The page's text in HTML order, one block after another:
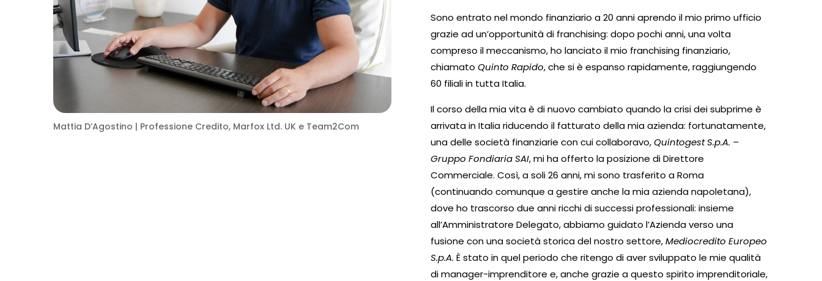
Mattia D’Agostino | Professione Credito, Marfox Ltd. UK e Team2Com
Sono entrato nel mondo finanziario a 20 anni aprendo il mio primo ufficio
grazie ad un’opportunità di franchising: dopo pochi anni, una volta
compreso il meccanismo, ho lanciato il mio franchising finanziario,
chiamatoQuinto Rapido, che si è espanso rapidamente, raggiungendo
60 filiali in tutta Italia.
Il corso della mia vita è di nuovo cambiato quando la crisi dei subprime è
arrivata in Italia riducendo il fatturato della mia azienda: fortunatamente,
una delle società finanziarie con cui collaboravo,Quintogest S.p.A. –
Gruppo Fondiaria SAI, mi ha offerto la posizione di Direttore
Commerciale. Così, a soli 26 anni, mi sono trasferito a Roma
(continuando comunque a gestire anche la mia azienda napoletana),
dove ho trascorso due anni ricchi di successi professionali: insieme
all’Amministratore Delegato, abbiamo guidato l’Azienda verso una
fusione con una società storica del nostro settore,Mediocredito Europeo
S.p.A. È stato in quel periodo che ritengo di aver sviluppato le mie qualità
di manager-imprenditore e, anche grazie a questo spirito imprenditoriale,